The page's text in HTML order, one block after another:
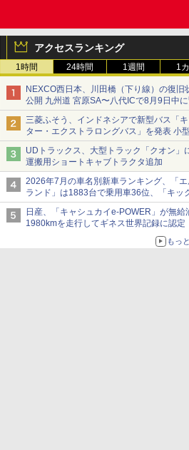
アクセスランキング
1時間 24時間 1週間 1
NEXCO西日本、川田橋（下り線）の復旧
公開 九州道 宮原SA〜八代ICで8月9日中
車両を通行可能に
三菱ふそう、インドネシアで新型バス「
ター・エクストラロングバス」を発表 小
ックベースの観光・旅客輸送向けバス
UDトラックス、大型トラック「クオン」
運搬用ショートキャブトラクタ追加
2026年7月の車名別新車ランキング、「
ランド」は1883台で乗用車36位、「キッ
は2591台で27位に
日産、「キャシュカイe-POWER」が無給
1980kmを走行してギネス世界記録に認定
もっ